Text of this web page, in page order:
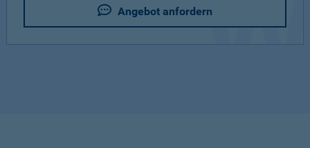
Angebot anfordern